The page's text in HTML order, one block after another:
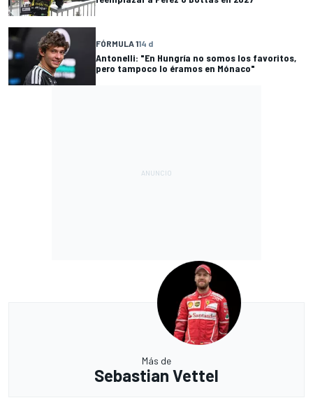
FÓRMULA 114 d
Antonelli: "En Hungría no somos los favoritos,
pero tampoco lo éramos en Mónaco"
Más de
Sebastian Vettel